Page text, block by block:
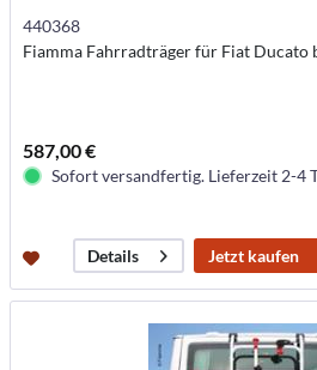
440368
Fiamma Fahrradträger für Fiat Ducato
587,00 €
Sofort versandfertig. Lieferzeit 2-4
Details Jetzt kaufen